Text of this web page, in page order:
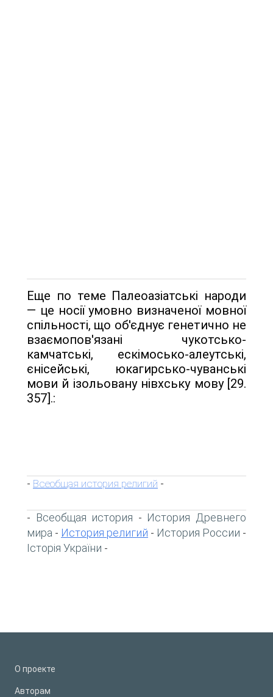
Еще по теме Палеоазіатські народи
— це носії умовно визначеної мовної
спільності, що об'єднує генетично не
взаємопов'язані чукотсько-
камчатські, ескімосько-але­утські,
єнісейські, юкагирсько-чуванські
мови й ізольовану нівхську мову [29.
357].:
- Всеобщая история религий -
- Всеобщая история - История Древнего
мира - История религий - История России -
Історія України -
О проекте
Авторам